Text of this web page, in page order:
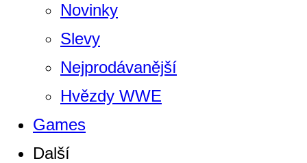
Novinky
Slevy
Nejprodávanější
Hvězdy WWE
Games
Další